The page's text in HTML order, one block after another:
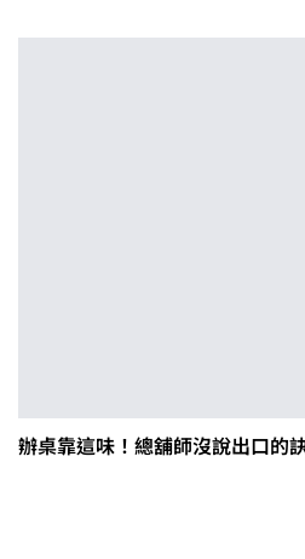
辦桌靠這味！總舖師沒說出口的